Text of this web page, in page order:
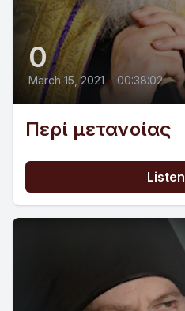
0
March 15, 2021 • 00:38:02
Περί μετανοίας
Listen